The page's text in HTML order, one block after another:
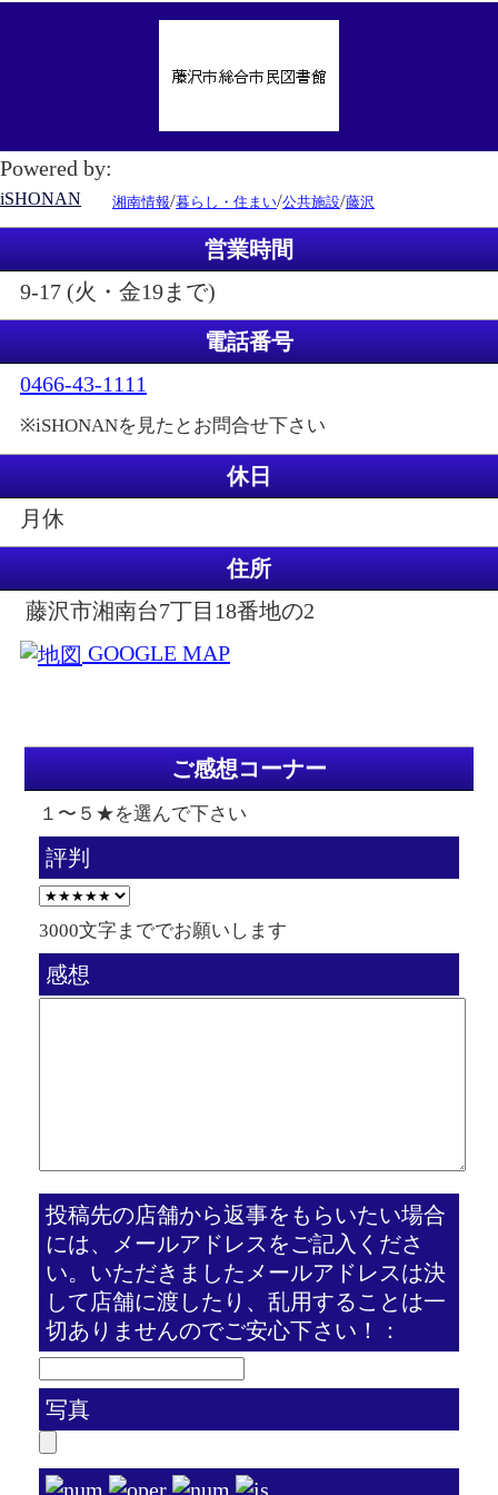
Powered by:
iSHONAN 湘南情報/暮らし・住まい/公共施設/藤沢
営業時間
9-17 (火・金19まで)
電話番号
0466-43-1111
※iSHONANを見たとお問合せ下さい
休日
月休
住所
藤沢市湘南台7丁目18番地の2
GOOGLE MAP
ご感想コーナー
１〜５★を選んで下さい
評判
3000文字まででお願いします
感想
投稿先の店舗から返事をもらいたい場合
には、メールアドレスをご記入くださ
い。いただきましたメールアドレスは決
して店舗に渡したり、乱用することは一
切ありませんのでご安心下さい！：
写真